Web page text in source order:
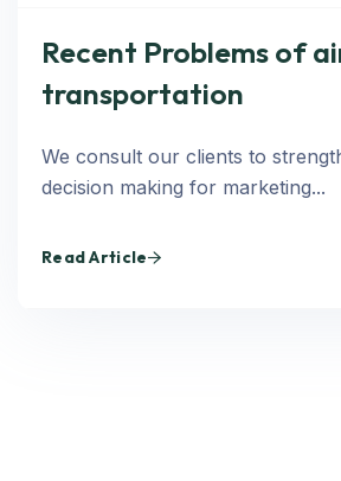
Recent Problems of
transportation
We consult our clients to
decision making for marketing...
Read Article